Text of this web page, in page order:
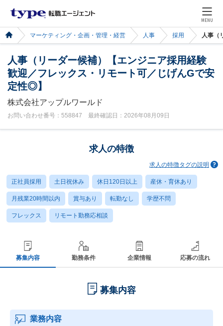
MENU
マーケティング・企画・管理・経営 人事 採用 人事（
人事（リーダー候補）【エンジニア採用経験
歓迎／フレックス・リモート可／じげんGで安
定性◎】
株式会社アップルワールド
お問い合わせ番号：558847 最終確認日：2026年08月09日
求人の特徴
求人の特徴タグの説明
正社員採用 土日祝休み 休日120日以上 産休・育休あり
月残業20時間以内 賞与あり 転勤なし 学歴不問
フレックス リモート勤務応相談
募集内容 勤務条件 企業情報 応募の流れ
募集内容
業務内容